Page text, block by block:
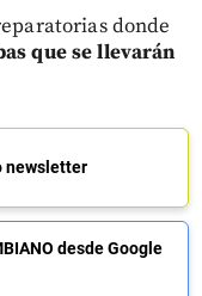
donde
que se llevarán
newsletter
desde Google